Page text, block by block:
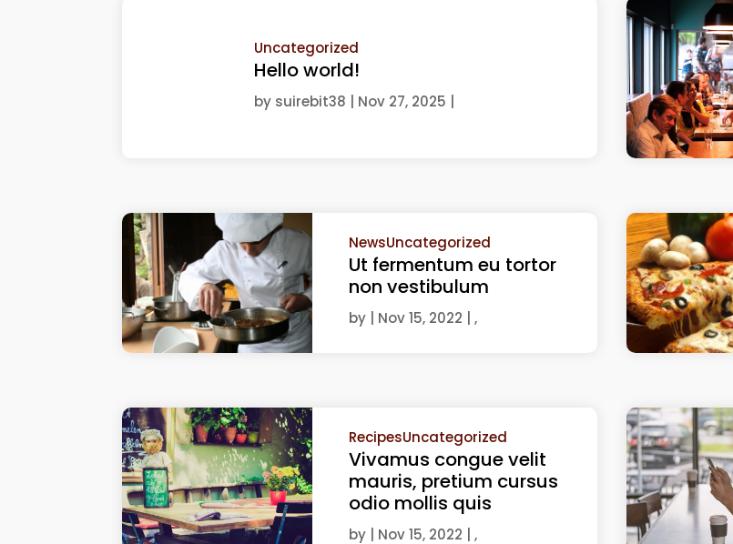
Uncategorized
Hello world!
by suirebit38 Nov 27, 2025
NewsUncategorized
Ut fermentum eu tortor
non vestibulum
by Nov 15, 2022 | ,
RecipesUncategorized
Vivamus congue velit
mauris, pretium cursus
odio mollis quis
by Nov 15, 2022 | ,